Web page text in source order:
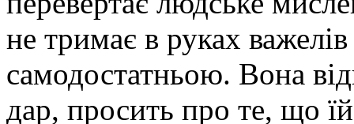
не тримає в руках
самодостатньою. Вона
дар, просить про те, що